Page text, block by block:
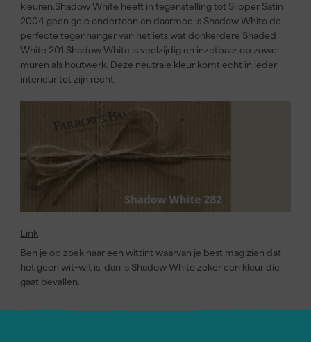
kleuren.Shadow White heeft in tegenstelling tot Slipper Satin
2004 geen gele ondertoon en daarmee is Shadow White de
perfecte tegenhanger van het iets wat donkerdere Shaded
White 201.Shadow White is veelzijdig en inzetbaar op zowel
muren als houtwerk. Deze neutrale kleur komt echt in ieder
interieur tot zijn recht.
Link
Ben je op zoek naar een wittint waarvan je best mag zien dat
het geen wit-wit is, dan is Shadow White zeker een kleur die
gaat bevallen.